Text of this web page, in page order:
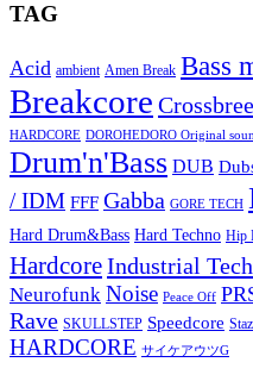
TAG
Acid ambient Amen Break Bass
Breakcore
HARDCORE DOROHEDORO Original
Drum'n'Bass DUB
/ IDM FFF Gabba GORE TECH
Hard Drum&Bass Hard Techno Hip
HardcoreIndustrial
Neurofunk Noise Peace Off
Rave SKULLSTEP Speedcore
HARDCORE サイケアウツG